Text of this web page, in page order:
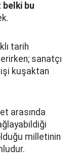
belki bu
tarih
sanatçı
kuşaktan
arasında
milletinin